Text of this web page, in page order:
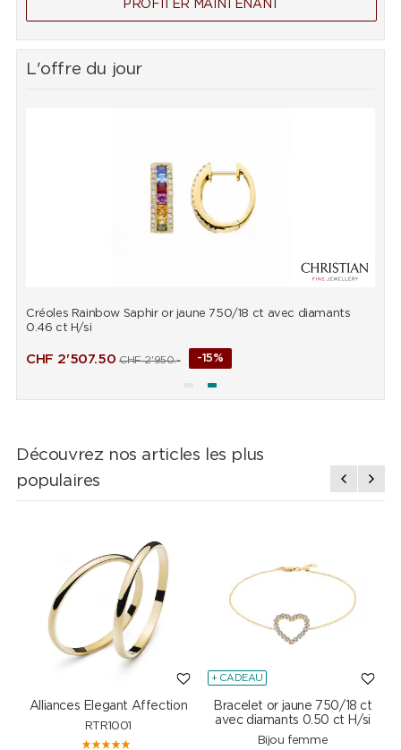
PROFITER MAINTENANT
L'offre du jour
Créoles Rainbow Saphir or jaune 750/18 ct avec diamants
0.46 ct H/si
CHF 2'507.50 CHF2'950.- -15%
Découvrez nos articles les plus
populaires
Alliances Elegant Affection
RTR1001
+ CADEAU
Bracelet or jaune 750/18 ct
avec diamants 0.50 ct H/si
Bijou femme